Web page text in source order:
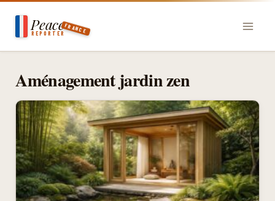
contenu
Peace
REPORTERFRANCE
Aménagement jardin zen